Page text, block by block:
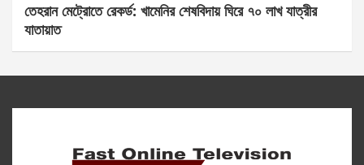
তেহরান মেট্রোতে রেকর্ড: খামেনির শেষবিদায় ঘিরে ৭০ লাখ যাত্রীর
যাতায়াত